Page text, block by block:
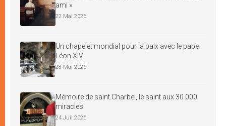
ami »
22 Mai 2026
Un chapelet mondial pour la paix avec le pape
Léon XIV
28 Mai 2026
Mémoire de saint Charbel, le saint aux 30 000
miracles
24 Juil 2026